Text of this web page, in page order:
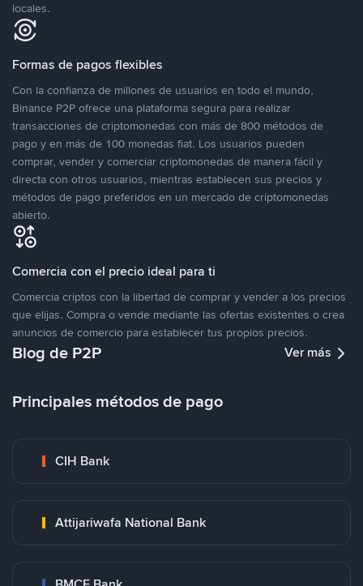
locales.
Formas de pagos flexibles
Con la confianza de millones de usuarios en todo el mundo,
Binance P2P ofrece una plataforma segura para realizar
transacciones de criptomonedas con más de 800 métodos de
pago y en más de 100 monedas fiat. Los usuarios pueden
comprar, vender y comerciar criptomonedas de manera fácil y
directa con otros usuarios, mientras establecen sus precios y
métodos de pago preferidos en un mercado de criptomonedas
abierto.
Comercia con el precio ideal para ti
Comercia criptos con la libertad de comprar y vender a los precios
que elijas. Compra o vende mediante las ofertas existentes o crea
anuncios de comercio para establecer tus propios precios.
Blog de P2P Ver más
Principales métodos de pago
CIH Bank
Attijariwafa National Bank